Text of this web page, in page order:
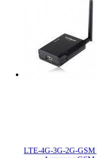
LTE-4G-3G-2G-GSM